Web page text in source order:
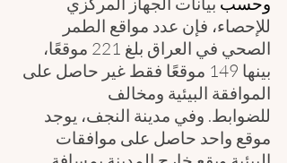
للإحصاء، فإن عدد مواقع الطمر
الصحي في العراق بلغ 221 موقعًا،
بينها 149 موقعًا فقط غير حاصل على
الموافقة البيئية ومخالف
للضوابط. وفي مدينة النجف، يوجد
موقع واحد حاصل على موافقات